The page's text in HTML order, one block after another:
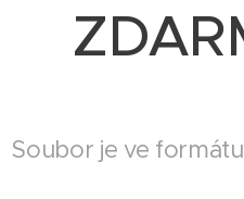
Soubor je ve